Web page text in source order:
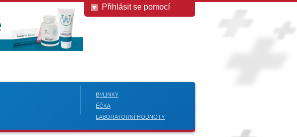
Přihlásit se pomocí
BYLINKY
ÉČKA
LABORATORNÍ HODNOTY